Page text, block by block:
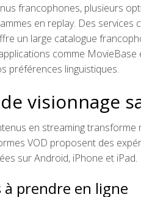
francophones, plusieurs
en replay. Des services
un large catalogue
comme
préférences linguistiques.
visionnage
en streaming
VOD proposent des
sur Android, iPhone et iPad.
à prendre en ligne